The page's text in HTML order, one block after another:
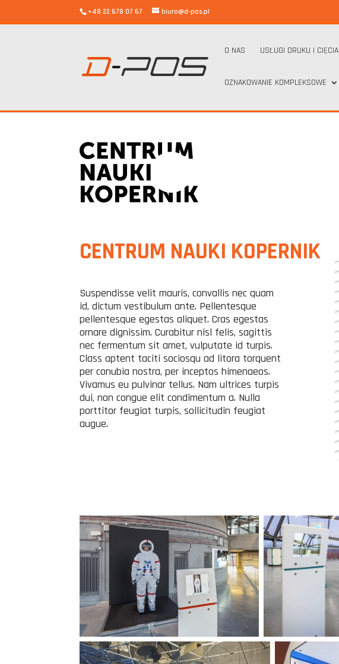
+48 22 678 07 67 biuro@d-pos.pl
O NAS USŁUGI DRUKU I CIĘCIA
OZNAKOWANIE KOMPLEKSOWE
CENTRUM NAUKI KOPERNIK
Suspendisse velit mauris, convallis nec quam
id, dictum vestibulum ante. Pellentesque
pellentesque egestas aliquet. Cras egestas
ornare dignissim. Curabitur nisl felis, sagittis
nec fermentum sit amet, vulputate id turpis.
Class aptent taciti sociosqu ad litora torquent
per conubia nostra, per inceptos himenaeos.
Vivamus eu pulvinar tellus. Nam ultrices turpis
dui, non congue elit condimentum a. Nulla
porttitor feugiat turpis, sollicitudin feugiat
augue.